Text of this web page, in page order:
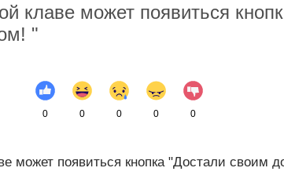
клаве может появиться
"
0 0 0 0 0
может появиться кнопка "Достали своим